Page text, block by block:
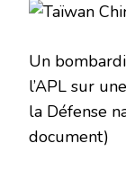
Un
l’APL sur
la Défense
document)